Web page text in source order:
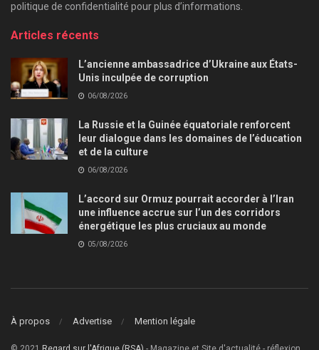
politique de confidentialité pour plus d’informations.
Articles récents
L’ancienne ambassadrice d’Ukraine aux États-
Unis inculpée de corruption
06/08/2026
La Russie et la Guinée équatoriale renforcent
leur dialogue dans les domaines de l’éducation
et de la culture
06/08/2026
L’accord sur Ormuz pourrait accorder à l’Iran
une influence accrue sur l’un des corridors
énergétique les plus cruciaux au monde
05/08/2026
À propos Advertise Mention légale